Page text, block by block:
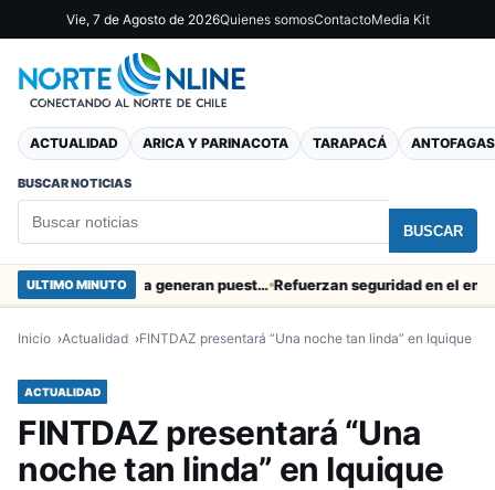
Vie, 7 de Agosto de 2026Quienes somosContactoMedia Kit
ACTUALIDAD ARICA Y PARINACOTA TARAPACÁ
BUSCAR NOTICIAS
BUSCAR
ULTIMO MINUTO Obras de Aguas del Altiplano en Arica generan puestos de trabajo Refuerzan seguridad en el entorno
Inicio Actualidad FINTDAZ presentará “Una noche tan linda” en Iquique
ACTUALIDAD
FINTDAZ presentará “Una
noche tan linda” en Iquique